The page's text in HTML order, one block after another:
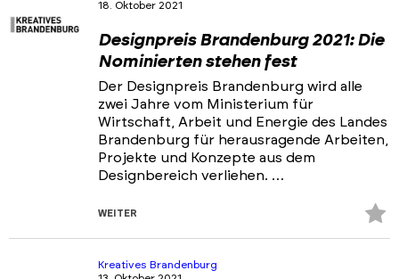
18. Oktober 2021
Designpreis Brandenburg 2021: Die
Nominierten stehen fest
Der Designpreis Brandenburg wird alle
zwei Jahre vom Ministerium für
Wirtschaft, Arbeit und Energie des Landes
Brandenburg für herausragende Arbeiten,
Projekte und Konzepte aus dem
Designbereich verliehen. …
WEITER
Kreatives Brandenburg